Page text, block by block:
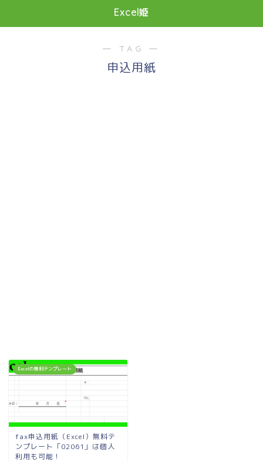
Excel姫
― TAG ―
申込用紙
Excelの無料テンプレート
fax申込用紙（Excel）無料テ
ンプレート「02061」は個人
利用も可能！